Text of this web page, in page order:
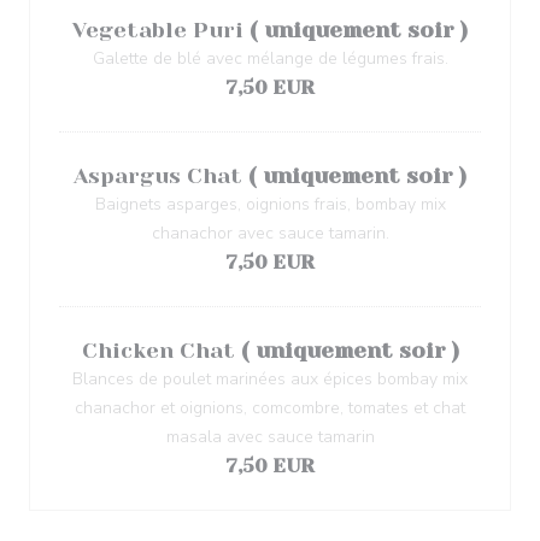
Vegetable Puri ( uniquement soir )
Galette de blé avec mélange de légumes frais.
7,50 EUR
Aspargus Chat ( uniquement soir )
Baignets asparges, oignions frais, bombay mix
chanachor avec sauce tamarin.
7,50 EUR
Chicken Chat ( uniquement soir )
Blances de poulet marinées aux épices bombay mix
chanachor et oignions, comcombre, tomates et chat
masala avec sauce tamarin
7,50 EUR